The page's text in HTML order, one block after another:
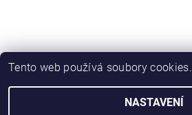
Heureka.cz
Tento web používá soubory cookies.
NASTAVENÍ